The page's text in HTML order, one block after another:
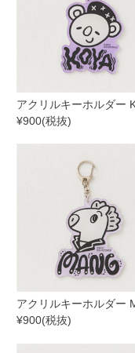
アクリルキーホルダー
¥900(税抜)
アクリルキーホルダー
¥900(税抜)